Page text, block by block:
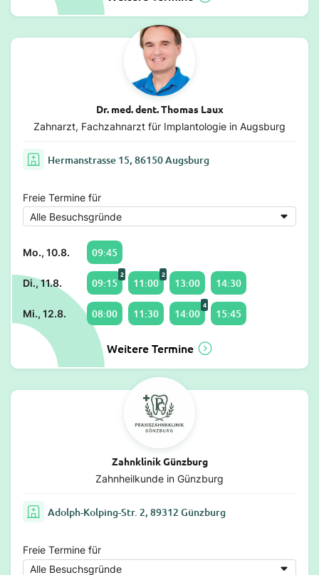
Dr. med. dent. Thomas Laux
Zahnarzt, Fachzahnarzt für Implantologie in Augsburg
Hermanstrasse 15, 86150 Augsburg
Freie Termine für
Mo., 10.8. 09:45
Di., 11.8. 09:15
2
11:00
2
13:00 14:30
Mi., 12.8. 08:00 11:30 14:00
4
15:45
Weitere Termine
Zahnklinik Günzburg
Zahnheilkunde in Günzburg
Adolph-Kolping-Str. 2, 89312 Günzburg
Freie Termine für